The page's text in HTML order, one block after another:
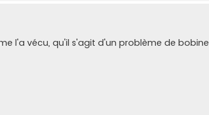
l'a vécu, qu'il s'agit d'un problème de bobine